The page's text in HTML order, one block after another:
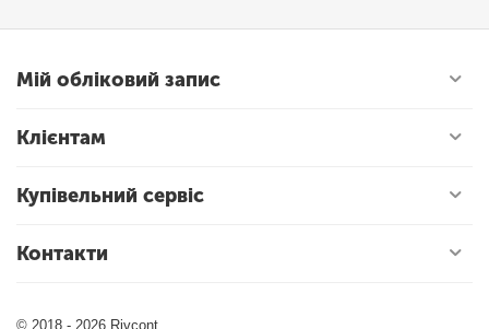
Мій обліковий запис
Клієнтам
Купівельний сервіс
Контакти
© 2018 - 2026 Rivcont.